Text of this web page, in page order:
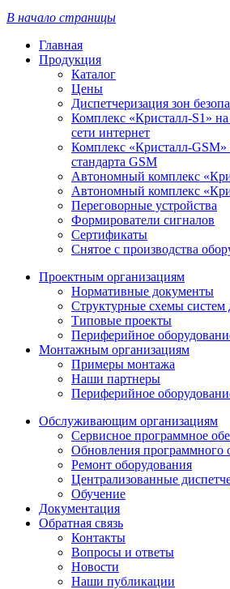
В начало страницы
Главная
Продукция
Каталог
Цены
Диспетчеризация зон
Комплекс «Кристалл-S1» на
сети интернет
Комплекс «Кристалл-GSM»
стандарта GSM
Автономный комплекс
Автономный комплекс
Переговорные устройства
Формирователи сигналов
Сертификаты
Снятое с производства
Проектным организациям
Нормативные документы
Структурные схемы систем
Типовые проекты
Периферийное
Монтажным организациям
Примеры монтажа
Наши партнеры
Периферийное
Обслуживающим организациям
Сервисное программное
Обновления программного
Ремонт оборудования
Централизованные
Обучение
Документация
Обратная связь
Контакты
Вопросы и ответы
Новости
Наши публикации